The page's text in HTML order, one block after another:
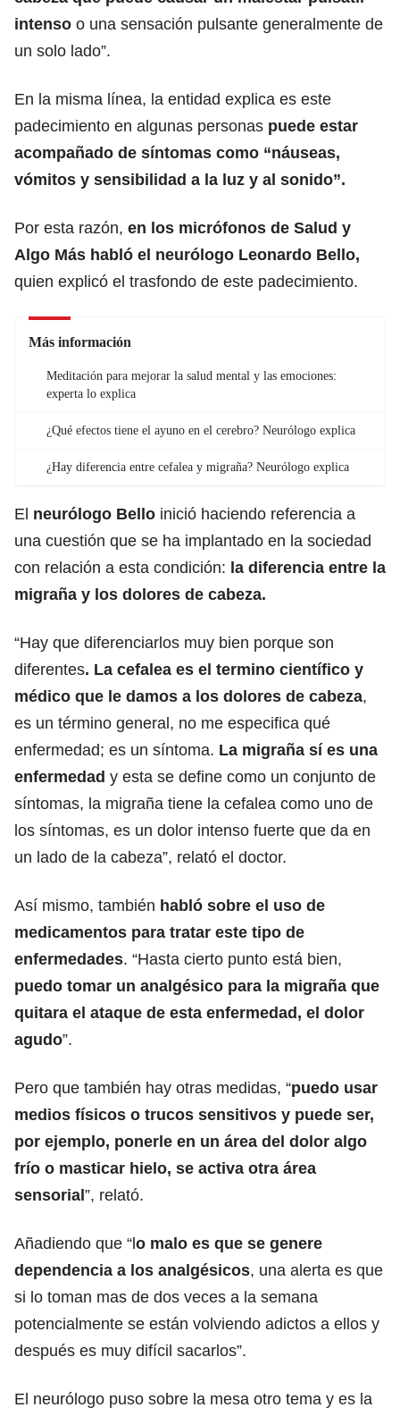
intenso o una sensación pulsante generalmente de
un solo lado”.
En la misma línea, la entidad explica es este
padecimiento en algunas personas puede estar
acompañado de síntomas como “náuseas,
vómitos y sensibilidad a la luz y al sonido”.
Por esta razón, en los micrófonos de Salud y
Algo Más habló el neurólogo Leonardo Bello,
quien explicó el trasfondo de este padecimiento.
Más información
Meditación para mejorar la salud mental y las emociones:
experta lo explica
¿Qué efectos tiene el ayuno en el cerebro? Neurólogo explica
¿Hay diferencia entre cefalea y migraña? Neurólogo explica
El neurólogo Bello inició haciendo referencia a
una cuestión que se ha implantado en la sociedad
con relación a esta condición: la diferencia entre la
migraña y los dolores de cabeza.
“Hay que diferenciarlos muy bien porque son
diferentes. La cefalea es el termino científico y
médico que le damos a los dolores de cabeza,
es un término general, no me especifica qué
enfermedad; es un síntoma. La migraña sí es una
enfermedad y esta se define como un conjunto de
síntomas, la migraña tiene la cefalea como uno de
los síntomas, es un dolor intenso fuerte que da en
un lado de la cabeza”, relató el doctor.
Así mismo, también habló sobre el uso de
medicamentos para tratar este tipo de
enfermedades. “Hasta cierto punto está bien,
puedo tomar un analgésico para la migraña que
quitara el ataque de esta enfermedad, el dolor
agudo”.
Pero que también hay otras medidas, “puedo usar
medios físicos o trucos sensitivos y puede ser,
por ejemplo, ponerle en un área del dolor algo
frío o masticar hielo, se activa otra área
sensorial”, relató.
Añadiendo que “lo malo es que se genere
dependencia a los analgésicos, una alerta es que
si lo toman mas de dos veces a la semana
potencialmente se están volviendo adictos a ellos y
después es muy difícil sacarlos”.
El neurólogo puso sobre la mesa otro tema y es la